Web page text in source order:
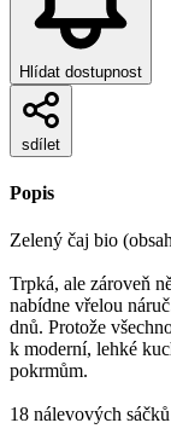
Hlídat dostupnost
sdílet
Popis
Zelený čaj bio
Trpká, ale zároveň
nabídne vřelou
dnů. Protože
k moderní, lehké
pokrmům.
18 nálevových